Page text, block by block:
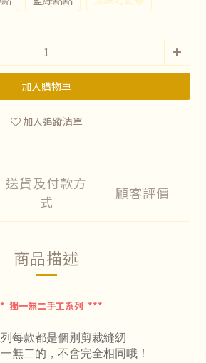
加入購物車
加入追蹤清單
送貨及付款方
式
顧客評價
商品描述
獨一無二手工系列 ***
每款都是個別剪裁縫紉
無二的，不會完全相同哦！